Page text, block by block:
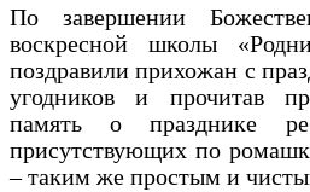
По завершении
воскресной школы
поздравили прихожан с
угодников и прочитав
память о празднике
присутствующих по
– таким же простым и